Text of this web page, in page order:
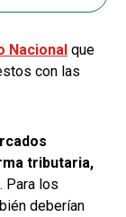
Nacional que
con las
tributaria,
. Para los
deberían